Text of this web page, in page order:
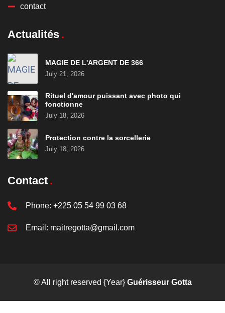
contact
Actualités
MAGIE DE L'ARGENT DE 366
July 21, 2026
Rituel d'amour puissant avec photo qui
fonctionne
July 18, 2026
Protection contre la sorcellerie
July 18, 2026
Contact
Phone: +225 05 54 99 03 68
Email: maitregotta@gmail.com
© All right reserved {Year} Guérisseur Gotta